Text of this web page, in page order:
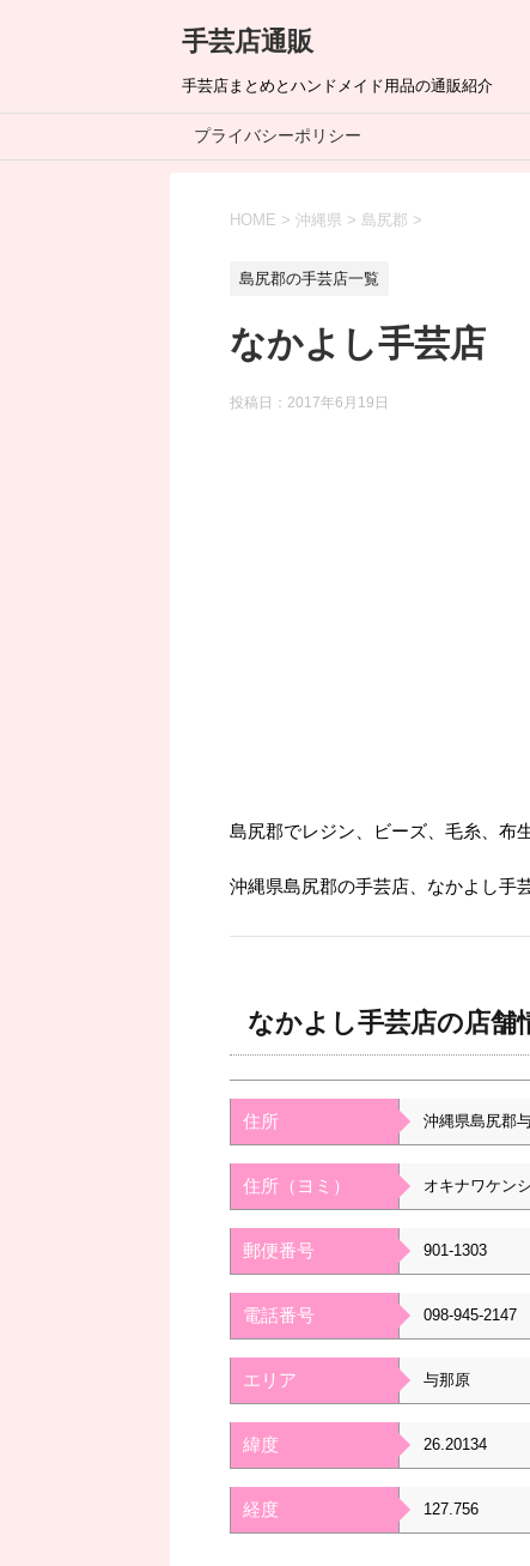
手芸店通販
手芸店まとめとハンドメイド用品の通販紹介
プライバシーポリシー
HOME > 沖縄県 > 島尻郡 >
島尻郡の手芸店一覧
なかよし手芸店
投稿日： 2017年6月19日
島尻郡でレジン、ビーズ、毛糸、布
沖縄県島尻郡の手芸店、なかよし手
なかよし手芸店の店舗
住所 沖縄県島尻郡
住所（ヨミ） オキナワケン
郵便番号 901-1303
電話番号 098-945-2147
エリア 与那原
緯度 26.20134
経度 127.756